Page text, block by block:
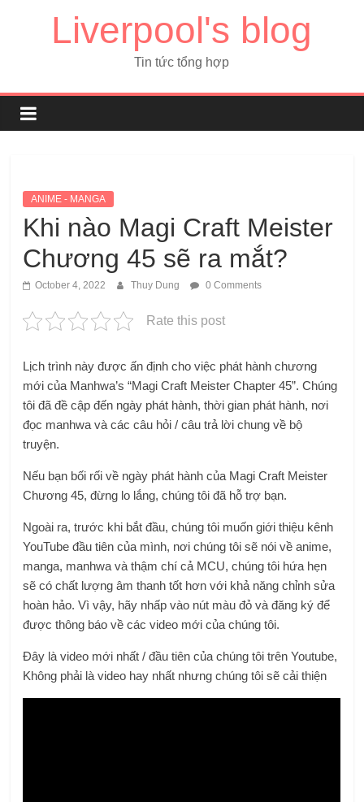
Liverpool's blog
Tin tức tổng hợp
ANIME - MANGA
Khi nào Magi Craft Meister
Chương 45 sẽ ra mắt?
October 4, 2022 Thuy Dung 0 Comments
Rate this post
Lịch trình này được ấn định cho việc phát hành chương
mới của Manhwa’s “Magi Craft Meister Chapter 45”. Chúng
tôi đã đề cập đến ngày phát hành, thời gian phát hành, nơi
đọc manhwa và các câu hỏi / câu trả lời chung về bộ
truyện.
Nếu bạn bối rối về ngày phát hành của Magi Craft Meister
Chương 45, đừng lo lắng, chúng tôi đã hỗ trợ bạn.
Ngoài ra, trước khi bắt đầu, chúng tôi muốn giới thiệu kênh
YouTube đầu tiên của mình, nơi chúng tôi sẽ nói về anime,
manga, manhwa và thậm chí cả MCU, chúng tôi hứa hẹn
sẽ có chất lượng âm thanh tốt hơn với khả năng chỉnh sửa
hoàn hảo. Vì vậy, hãy nhấp vào nút màu đỏ và đăng ký để
được thông báo về các video mới của chúng tôi.
Đây là video mới nhất / đầu tiên của chúng tôi trên Youtube,
Không phải là video hay nhất nhưng chúng tôi sẽ cải thiện